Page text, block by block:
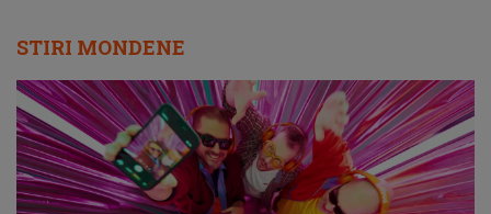
STIRI MONDENE